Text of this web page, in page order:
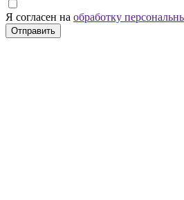
Я согласен на обработку